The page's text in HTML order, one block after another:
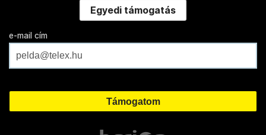
Egyedi támogatás
e-mail cím